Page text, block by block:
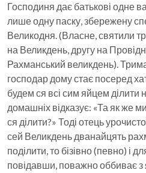
Господиня дає батькові одне
лише одну паску, збережену
Великодня. (Власне, святили
на Великдень, другу на
Рахманський великдень).
господар дому стає посеред
будем ся всі сим яйцем ділити
домашніх відказує: «Та як же
ся ділити?» Тоді отець
сей Великдень дванайцять
поділити, то бізівно (певно) і
повідавши, поважно оббиває з